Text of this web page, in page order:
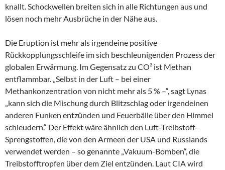
knallt. Schockwellen breiten sich in alle Richtungen aus und
lösen noch mehr Ausbrüche in der Nähe aus.
Die Eruption ist mehr als irgendeine positive
Rückkopplungsschleife im sich beschleunigenden Prozess der
globalen Erwärmung. Im Gegensatz zu CO² ist Methan
entflammbar. „Selbst in der Luft – bei einer
Methankonzentration von nicht mehr als 5 % –“, sagt Lynas
„kann sich die Mischung durch Blitzschlag oder irgendeinen
anderen Funken entzünden und Feuerbälle über den Himmel
schleudern.“ Der Effekt wäre ähnlich den Luft-Treibstoff-
Sprengstoffen, die von den Armeen der USA und Russlands
verwendet werden – so genannte „Vakuum-Bomben“, die
Treibstofftropfen über dem Ziel entzünden. Laut CIA wird